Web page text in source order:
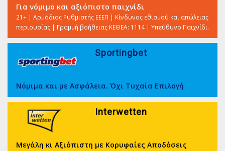
Για νόμιμο και αξιόπιστο παιχνίδι
21+ | Αρμόδιος Ρυθμιστής ΕΕΕΠ | Κίνδυνος εθισμού και απώλειας
περιουσίας | Γραμμή βοήθειας ΚΕΘΕΑ: 1114 | Υπεύθυνο Παιχνίδι.
Sportingbet
Νόμιμα και με Ασφάλεια. Όχι Τυχαία Επιλογή
Interwetten
Μεγάλη κι Αξιόπιστη με Κορυφαίες Αποδόσεις